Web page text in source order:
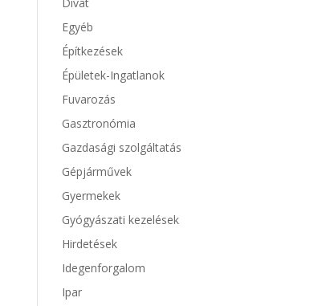
Egyéb
Építkezések
Épületek-Ingatlanok
Fuvarozás
Gasztronómia
Gazdasági szolgáltatás
Gépjárművek
Gyermekek
Gyógyászati kezelések
Hirdetések
Idegenforgalom
Ipar